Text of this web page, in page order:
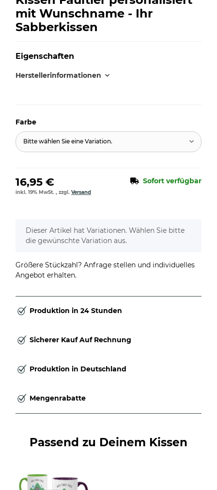
mit Wunschname - Ihr
Sabberkissen
Eigenschaften
Herstellerinformationen
Farbe
Bitte wählen Sie eine Variation.
16,95 € Sofort verfügbar
inkl. 19% MwSt. , zzgl. Versand
x
Dieser Artikel hat Variationen. Wählen Sie bitte
die gewünschte Variation aus.
Größere Stückzahl? Anfrage stellen und individuelles
Angebot erhalten.
Produktion in 24 Stunden
Sicherer Kauf Auf Rechnung
Produktion in Deutschland
Mengenrabatte
Passend zu Deinem Kissen